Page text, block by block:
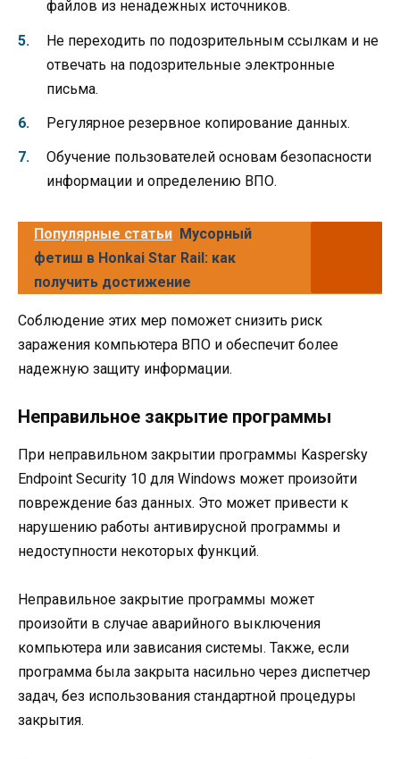
файлов из ненадежных источников.
Не переходить по подозрительным ссылкам и не
отвечать на подозрительные электронные
письма.
Регулярное резервное копирование данных.
Обучение пользователей основам безопасности
информации и определению ВПО.
Популярные статьи Мусорный
фетиш в Honkai Star Rail: как
получить достижение
Соблюдение этих мер поможет снизить риск
заражения компьютера ВПО и обеспечит более
надежную защиту информации.
Неправильное закрытие программы
При неправильном закрытии программы Kaspersky
Endpoint Security 10 для Windows может произойти
повреждение баз данных. Это может привести к
нарушению работы антивирусной программы и
недоступности некоторых функций.
Неправильное закрытие программы может
произойти в случае аварийного выключения
компьютера или зависания системы. Также, если
программа была закрыта насильно через диспетчер
задач, без использования стандартной процедуры
закрытия.